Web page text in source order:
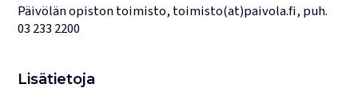
Päivölän opiston toimisto, toimisto(at)paivola.fi, puh.
03 233 2200
Lisätietoja